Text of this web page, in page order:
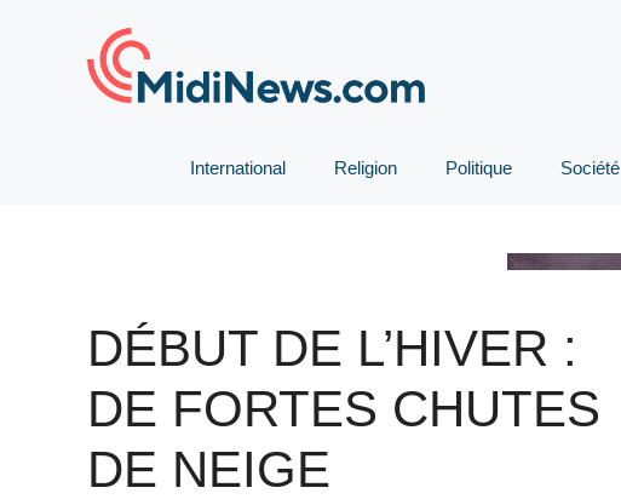
International Religion Politique Société
DÉBUT DE L’HIVER :
DE FORTES CHUTES
DE NEIGE